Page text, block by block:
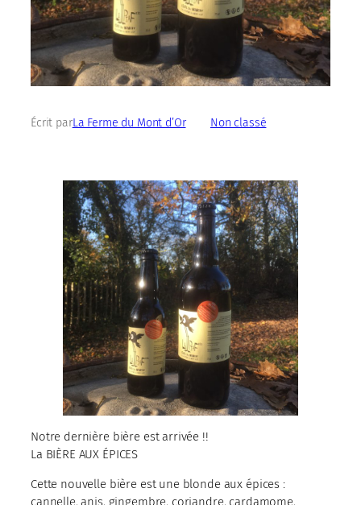
Écrit parLa Ferme du Mont d’Ordans Non classé
Notre dernière bière est arrivée !!
La BIÈRE AUX ÉPICES
Cette nouvelle bière est une blonde aux épices :
cannelle, anis, gingembre, coriandre, cardamome,